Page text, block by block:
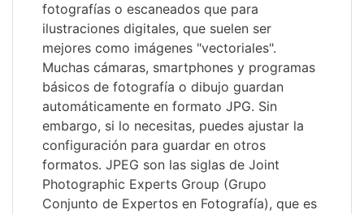
fotografías o escaneados que para
ilustraciones digitales, que suelen ser
mejores como imágenes "vectoriales".
Muchas cámaras, smartphones y programas
básicos de fotografía o dibujo guardan
automáticamente en formato JPG. Sin
embargo, si lo necesitas, puedes ajustar la
configuración para guardar en otros
formatos. JPEG son las siglas de Joint
Photographic Experts Group (Grupo
Conjunto de Expertos en Fotografía), que es